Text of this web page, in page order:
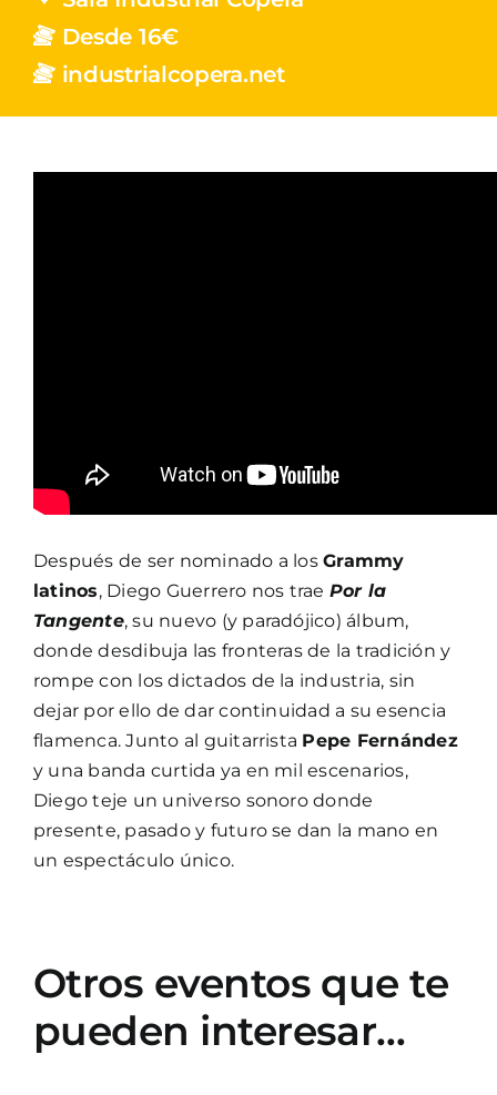
Desde 16€
industrialcopera.net
Después de ser nominado a losGrammy
latinos, Diego Guerrero nos trae Por la
Tangente, su nuevo (y paradójico) álbum,
donde desdibuja las fronteras de la tradición y
rompe con los dictados de la industria, sin
dejar por ello de dar continuidad a su esencia
flamenca. Junto al guitarrista Pepe Fernández
y una banda curtida ya en mil escenarios,
Diego teje un universo sonoro donde
presente, pasado y futuro se dan la mano en
un espectáculo único.
Otros eventos que te
pueden interesar…